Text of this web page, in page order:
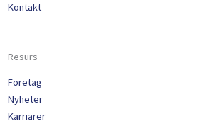
Kontakt
Resurs
Företag
Nyheter
Karriärer